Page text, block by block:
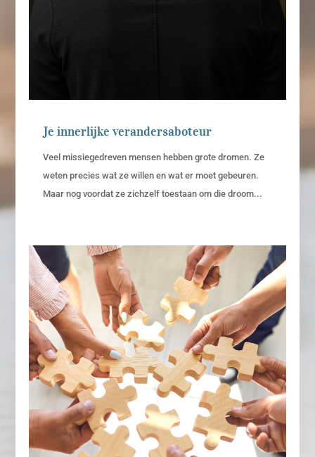
Je innerlijke verandersaboteur
Veel missiegedreven mensen hebben grote dromen. Ze
weten precies wat ze willen en wat er moet gebeuren.
Maar nog voordat ze zichzelf toestaan om die droom...